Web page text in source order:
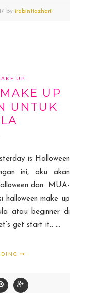
by irabintiazhari
UP
UP
UNTUK
is Halloween
ini, aku akan
dan MUA-
halloween make up
atau beginner di
get start it.. ...